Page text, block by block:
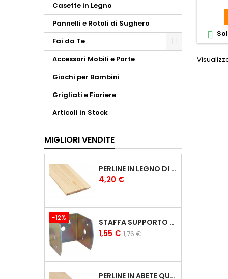
Casette in Legno
Pannelli e Rotoli di Sughero
Fai da Te
Accessori Mobili e Porte
Giochi per Bambini
Grigliati e Fioriere
Articoli in Stock
MIGLIORI VENDITE
PERLINE IN LEGNO DI PINO DA RIVESTIMENTO DA 1X10 CM PERLINE 1CM
Prezzo
4,20 €
-12% STAFFA SUPPORTO A U PER TRAVI IN LEGNO LAMELLARE
Prezzo
1,55 € Prezzo
1,76 €
PERLINE IN ABETE QUALITÀ A/B DA 20X150 MM PERLINE IN LEGNO PERLINE 2CM
